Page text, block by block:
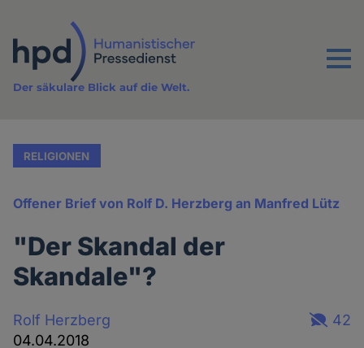
Inhalt
Menu
Der säkulare Blick auf die Welt.
RELIGIONEN
Offener Brief von Rolf D. Herzberg an Manfred Lütz
"Der Skandal der
Skandale"?
Rolf Herzberg
04.04.2018
42